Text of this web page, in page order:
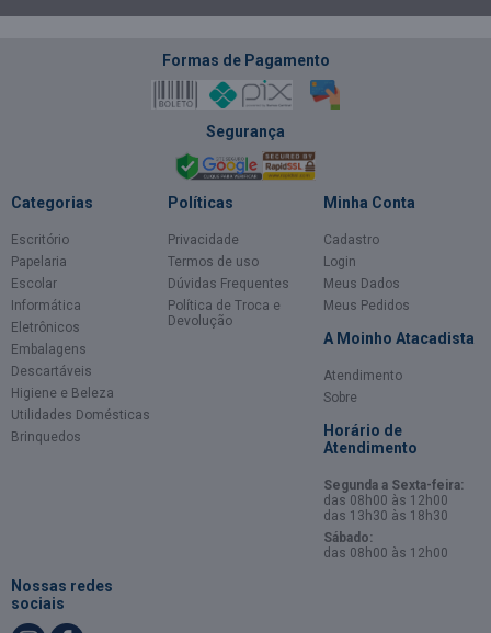
Formas de Pagamento
Segurança
Categorias
Escritório
Papelaria
Escolar
Informática
Eletrônicos
Embalagens
Descartáveis
Higiene e Beleza
Utilidades Domésticas
Brinquedos
Políticas
Privacidade
Termos de uso
Dúvidas Frequentes
Política de Troca e
Devolução
Minha Conta
Cadastro
Login
Meus Dados
Meus Pedidos
A Moinho Atacadista
Atendimento
Sobre
Horário de
Atendimento
Segunda a Sexta-feira:
das 08h00 às 12h00
das 13h30 às 18h30
Sábado:
das 08h00 às 12h00
Nossas redes
sociais